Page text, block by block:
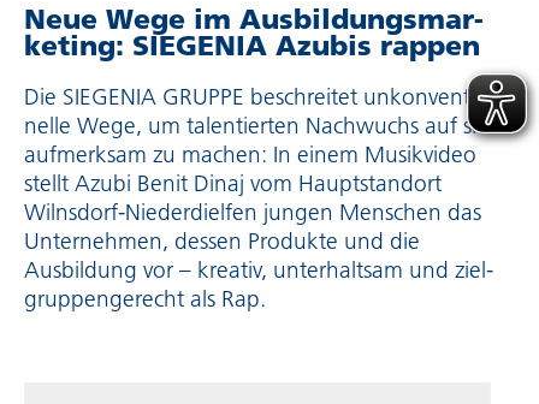
Neue Wege im Ausbil­dungs­mar­
ke­ting: SIEGENIA Azubis rappen
Die SIEGENIA GRUPPE beschreitet unkon­ven­tio­
nelle Wege, um talentierten Nachwuchs auf sich
aufmerksam zu machen: In einem Musikvideo
stellt Azubi Benit Dinaj vom Hauptstandort
Wilnsdorf-Niederdielfen jungen Menschen das
Unternehmen, dessen Produkte und die
Ausbildung vor – kreativ, unterhaltsam und ziel­
grup­pen­ge­recht als Rap.